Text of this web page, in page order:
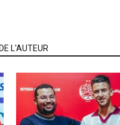
L'AUTEUR